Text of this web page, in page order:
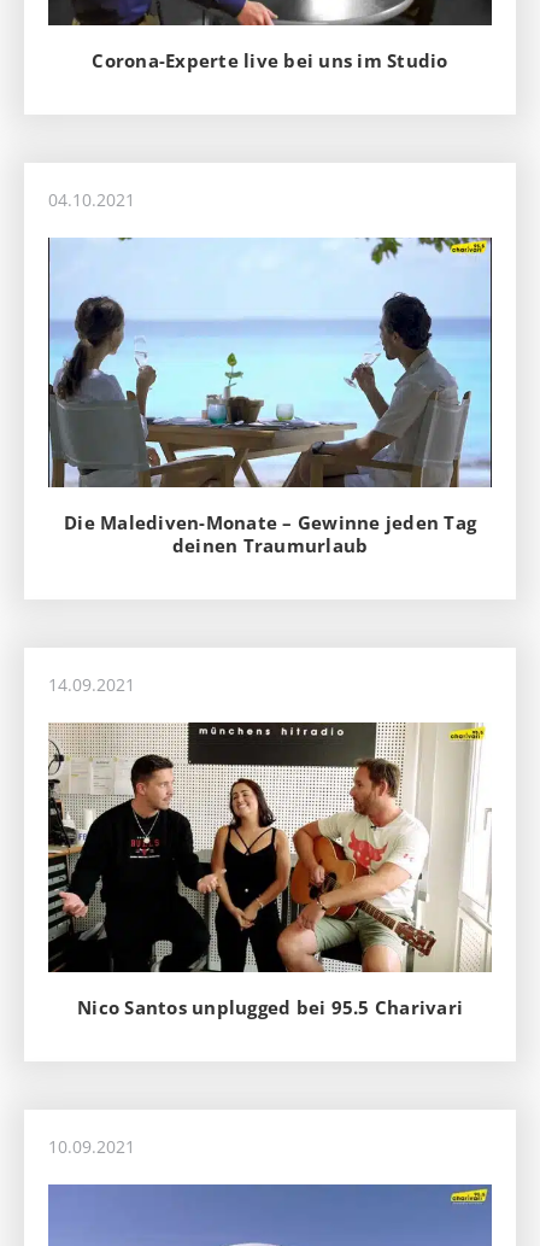
Corona-Experte live bei uns im Studio
04.10.2021
Die Malediven-Monate – Gewinne jeden Tag
deinen Traumurlaub
14.09.2021
Nico Santos unplugged bei 95.5 Charivari
10.09.2021